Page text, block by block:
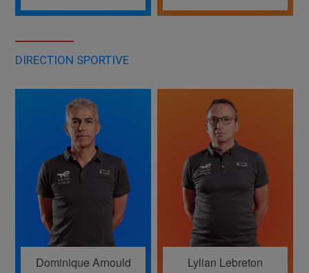
DIRECTION SPORTIVE
Dominique Arnould Lylian Lebreton